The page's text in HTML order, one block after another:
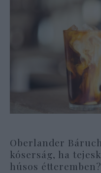
Oberlander
kóserság, ha
húsos étteremben?